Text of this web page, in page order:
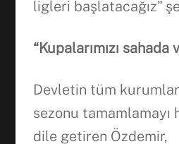
ligleri başlatacağız”
“Kupalarımızı sahada
Devletin tüm
sezonu
dile getiren Özdemir,